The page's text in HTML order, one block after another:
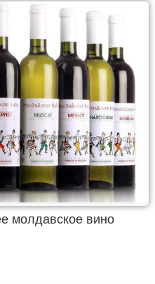
молдавское вино